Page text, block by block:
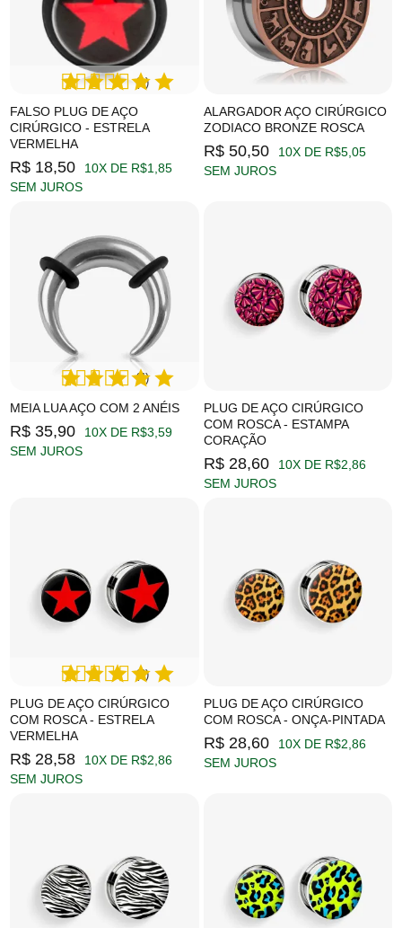
FALSO PLUG DE AÇO
CIRÚRGICO - ESTRELA
VERMELHA
(1)
R$ 18,50
10X DE R$1,85
SEM JUROS
ALARGADOR AÇO CIRÚRGICO
ZODIACO BRONZE ROSCA
R$ 50,50
10X DE R$5,05
SEM JUROS
MEIA LUA AÇO COM 2 ANÉIS
(4)
R$ 35,90
10X DE R$3,59
SEM JUROS
PLUG DE AÇO CIRÚRGICO
COM ROSCA - ESTAMPA
CORAÇÃO
R$ 28,60
10X DE R$2,86
SEM JUROS
PLUG DE AÇO CIRÚRGICO
COM ROSCA - ESTRELA
VERMELHA
(3)
R$ 28,58
10X DE R$2,86
SEM JUROS
PLUG DE AÇO CIRÚRGICO
COM ROSCA - ONÇA-PINTADA
R$ 28,60
10X DE R$2,86
SEM JUROS